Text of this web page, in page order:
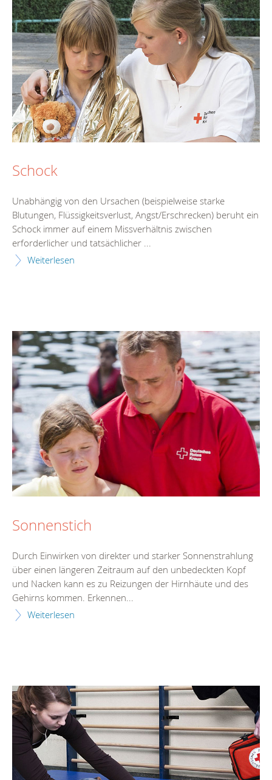
Schock
Unabhängig von den Ursachen (beispielweise starke
Blutungen, Flüssigkeitsverlust, Angst/Erschrecken) beruht ein
Schock immer auf einem Missverhältnis zwischen
erforderlicher und tatsächlicher ...
Weiterlesen
Sonnenstich
Durch Einwirken von direkter und starker Sonnenstrahlung
über einen längeren Zeitraum auf den unbedeckten Kopf
und Nacken kann es zu Reizungen der Hirnhäute und des
Gehirns kommen. Erkennen...
Weiterlesen